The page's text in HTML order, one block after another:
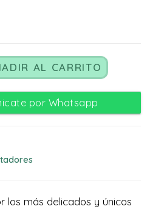
AL CARRITO
por Whatsapp
los más delicados y únicos